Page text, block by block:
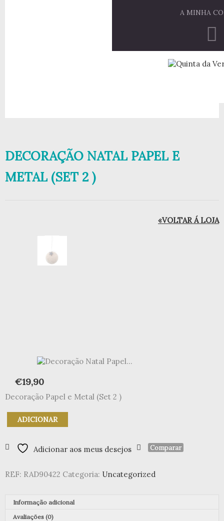
A MINHA
DECORAÇÃO NATAL PAPEL E
METAL (SET 2 )
«VOLTAR Á LOJA
€19,90
Decoração Papel e Metal (Set 2 )
Quantidade
de
Natal
Papel
Metal
ADICIONAR
Adicionar aos meus desejos Comparar
REF: RAD90422 Categoria: Uncategorized
Informação adicional
Avaliações (0)